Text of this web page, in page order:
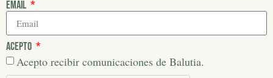
Email
Acepto
Acepto recibir comunicaciones de Balutia.